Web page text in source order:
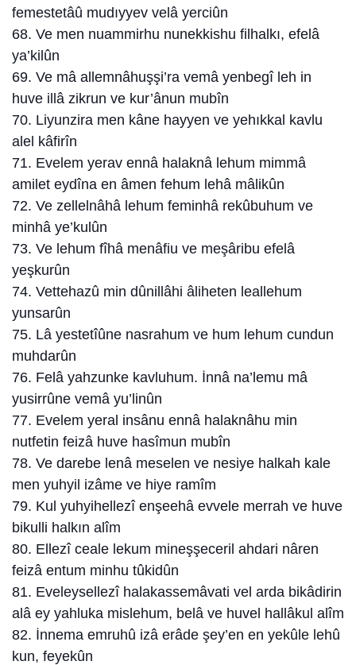
femestetâû mudıyyev velâ yerciûn
68. Ve men nuammirhu nunekkishu filhalkı, efelâ
ya’kilûn
69. Ve mâ allemnâhuşşi’ra vemâ yenbegî leh in
huve illâ zikrun ve kur’ânun mubîn
70. Liyunzira men kâne hayyen ve yehıkkal kavlu
alel kâfirîn
71. Evelem yerav ennâ halaknâ lehum mimmâ
amilet eydîna en âmen fehum lehâ mâlikûn
72. Ve zellelnâhâ lehum feminhâ rekûbuhum ve
minhâ ye’kulûn
73. Ve lehum fîhâ menâfiu ve meşâribu efelâ
yeşkurûn
74. Vettehazû min dûnillâhi âliheten leallehum
yunsarûn
75. Lâ yestetîûne nasrahum ve hum lehum cundun
muhdarûn
76. Felâ yahzunke kavluhum. İnnâ na’lemu mâ
yusirrûne vemâ yu’linûn
77. Evelem yeral insânu ennâ halaknâhu min
nutfetin feizâ huve hasîmun mubîn
78. Ve darebe lenâ meselen ve nesiye halkah kale
men yuhyil izâme ve hiye ramîm
79. Kul yuhyihellezî enşeehâ evvele merrah ve huve
bikulli halkın alîm
80. Ellezî ceale lekum mineşşeceril ahdari nâren
feizâ entum minhu tûkidûn
81. Eveleysellezî halakassemâvati vel arda bikâdirin
alâ ey yahluka mislehum, belâ ve huvel hallâkul alîm
82. İnnema emruhû izâ erâde şey’en en yekûle lehû
kun, feyekûn